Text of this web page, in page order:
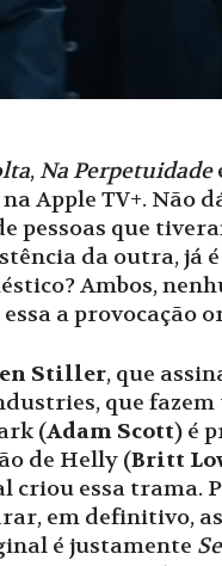
, Na Perpetuidade
Apple TV+. Não
pessoas que
da outra, já
Ambos,
a provocação
Stiller, que
que
(Adam Scott) é
de Helly (Britt
criou essa
em definitivo,
é justamente